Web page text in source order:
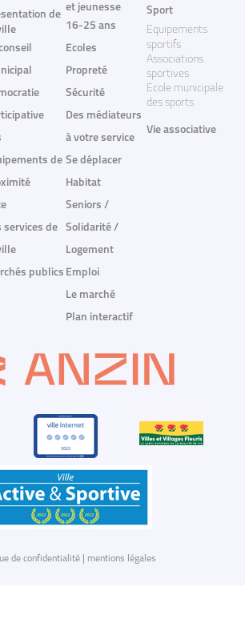
de
de
services de
publics
et jeunesse
16-25 ans
Ecoles
Propreté
Sécurité
Des médiateurs
à votre service
Se déplacer
Habitat
Seniors /
Solidarité /
Logement
Emploi
Le marché
Plan interactif
Sport
Equipements
sportifs
Associations
sportives
Ecole municipale
des sports
Vie associative
de confidentialité mentions légales